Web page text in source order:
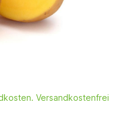
Versandkostenfrei